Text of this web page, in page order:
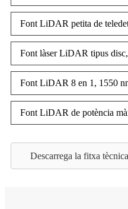
Font LiDAR petita de
Font làser LiDAR tipus
Font LiDAR 8 en 1, 1550
Font LiDAR de potència
Descarrega la fitxa tècnica